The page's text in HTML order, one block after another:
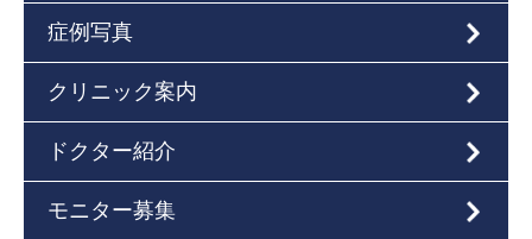
症例写真
クリニック案内
ドクター紹介
モニター募集